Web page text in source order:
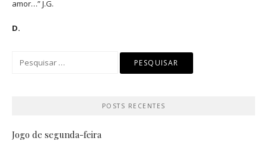
amor…” J.G.
D.
Pesquisar
POSTS RECENTES
Jogo de segunda-feira